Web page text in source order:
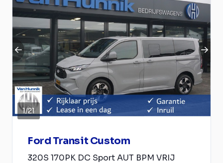
1/21
Ford Transit Custom
320S 170PK DC Sport AUT BPM VRIJ